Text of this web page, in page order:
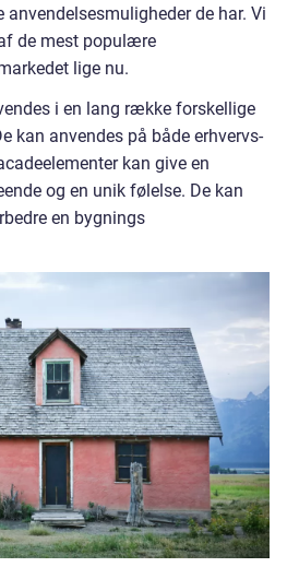
anvendelsesmuligheder de har. Vi
de mest populære
lige nu.
i en lang række forskellige
kan anvendes på både erhvervs-
kan give en
og en unik følelse. De kan
en bygnings